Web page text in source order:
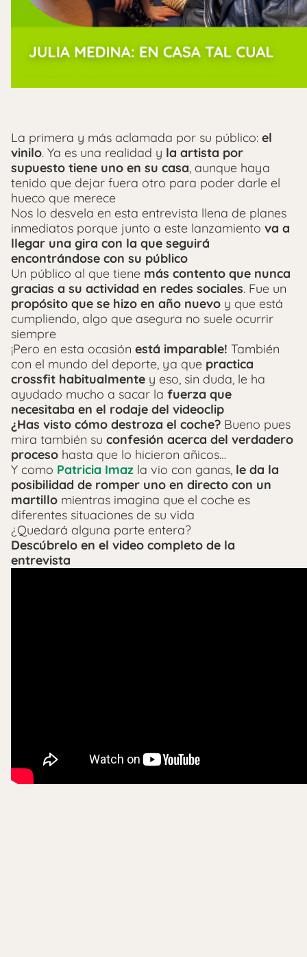
La primera y más aclamada por su público: el
vinilo. Ya es una realidad y la artista por
supuesto tiene uno en su casa, aunque haya
tenido que dejar fuera otro para poder darle el
hueco que merece
Nos lo desvela en esta entrevista llena de planes
inmediatos porque junto a este lanzamiento va a
llegar una gira con la que seguirá
encontrándose con su público
Un público al que tiene más contento que nunca
gracias a su actividad en redes sociales. Fue un
propósito que se hizo en año nuevo y que está
cumpliendo, algo que asegura no suele ocurrir
siempre
¡Pero en esta ocasión está imparable! También
con el mundo del deporte, ya que practica
crossfit habitualmente y eso, sin duda, le ha
ayudado mucho a sacar la fuerza que
necesitaba en el rodaje del videoclip
¿Has visto cómo destroza el coche? Bueno pues
mira también su confesión acerca del verdadero
proceso hasta que lo hicieron añicos…
Y como Patricia Imaz la vio con ganas, le da la
posibilidad de romper uno en directo con un
martillo mientras imagina que el coche es
diferentes situaciones de su vida
¿Quedará alguna parte entera?
Descúbrelo en el video completo de la
entrevista